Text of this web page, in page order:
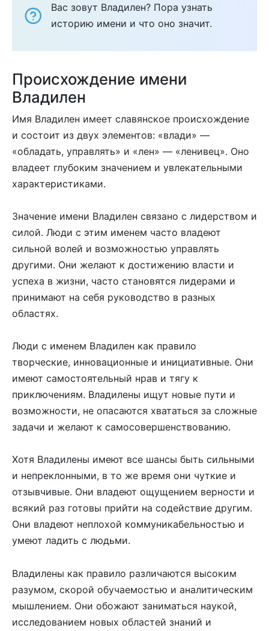
Вас зовут Владилен? Пора узнать
историю имени и что оно значит.
Происхождение имени
Владилен
Имя Владилен имеет славянское происхождение
и состоит из двух элементов: «влади» —
«обладать, управлять» и «лен» — «ленивец». Оно
владеет глубоким значением и увлекательными
характеристиками.
Значение имени Владилен связано с лидерством и
силой. Люди с этим именем часто владеют
сильной волей и возможностью управлять
другими. Они желают к достижению власти и
успеха в жизни, часто становятся лидерами и
принимают на себя руководство в разных
областях.
Люди с именем Владилен как правило
творческие, инновационные и инициативные. Они
имеют самостоятельный нрав и тягу к
приключениям. Владилены ищут новые пути и
возможности, не опасаются хвататься за сложные
задачи и желают к самосовершенствованию.
Хотя Владилены имеют все шансы быть сильными
и непреклонными, в то же время они чуткие и
отзывчивые. Они владеют ощущением верности и
всякий раз готовы прийти на содействие другим.
Они владеют неплохой коммуникабельностью и
умеют ладить с людьми.
Владилены как правило различаются высоким
разумом, скорой обучаемостью и аналитическим
мышлением. Они обожают заниматься наукой,
исследованием новых областей знаний и